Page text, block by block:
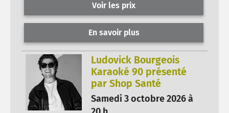
Voir les prix
En savoir plus
Ludovick Bourgeois
Karaoké 90 présenté
par Shop Santé
Samedi 3 octobre 2026 à